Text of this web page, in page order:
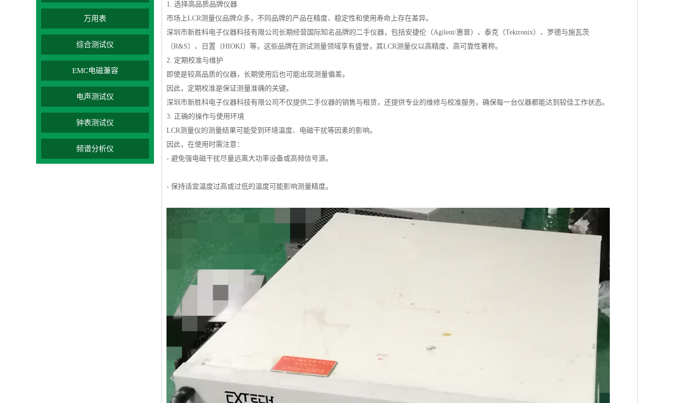
万用表
综合测试仪
EMC电磁兼容
电声测试仪
钟表测试仪
频谱分析仪
1. 选择高品质品牌仪器
市场上LCR测量仪品牌众多，不同品牌的产品在精度、稳定性和使用寿命上存在差异。
深圳市新胜科电子仪器科技有限公司长期经营国际知名品牌的二手仪器，包括安捷伦（Agilent/惠普）、泰克（Tektronix）、罗德与施瓦茨
（R&S）、日置（HIOKI）等，这些品牌在测试测量领域享有盛誉，其LCR测量仪以高精度、高可靠性著称。
2. 定期校准与维护
即使是较高品质的仪器，长期使用后也可能出现测量偏差。
因此，定期校准是保证测量准确的关键。
深圳市新胜科电子仪器科技有限公司不仅提供二手仪器的销售与租赁，还提供专业的维修与校准服务，确保每一台仪器都能达到较佳工作状态。
3. 正确的操作与使用环境
LCR测量仪的测量结果可能受到环境温度、电磁干扰等因素的影响。
因此，在使用时需注意：
- 避免强电磁干扰尽量远离大功率设备或高频信号源。
- 保持适宜温度过高或过低的温度可能影响测量精度。